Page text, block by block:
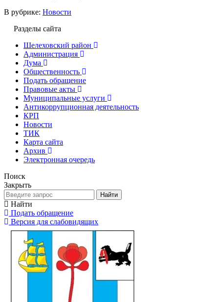
В рубрике: Новости
Разделы сайта
Шелеховский район
Администрация
Дума
Общественность
Подать обращение
Правовые акты
Муниципальные услуги
Антикоррупционная деятельность
КРП
Новости
ТИК
Карта сайта
Архив
Электронная очередь
Поиск
Закрыть
Найти
Найти
Подать обращение
Версия для слабовидящих